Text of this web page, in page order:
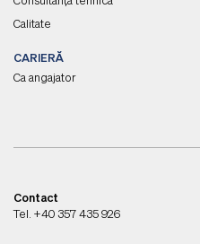
Calitate
CARIERĂ
Ca angajator
Contact
Tel. +40 357 435 926